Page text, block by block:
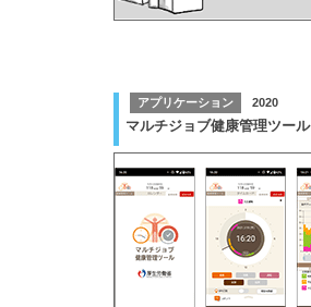
アプリケーション 2020
マルチジョブ健康管理ツール